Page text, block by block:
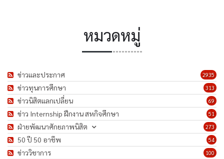
หมวดหมู่
2935
ข่าวและประกาศ
313
ข่าวทุนการศึกษา
69
ข่าวนิสิตแลกเปลี่ยน
51
ข่าว Internship ฝึกงาน สหกิจศึกษา
273
ฝ่ายพัฒนาศักยภาพนิสิต
54
50 ปี 50 อาชีพ
100
ข่าววิชาการ